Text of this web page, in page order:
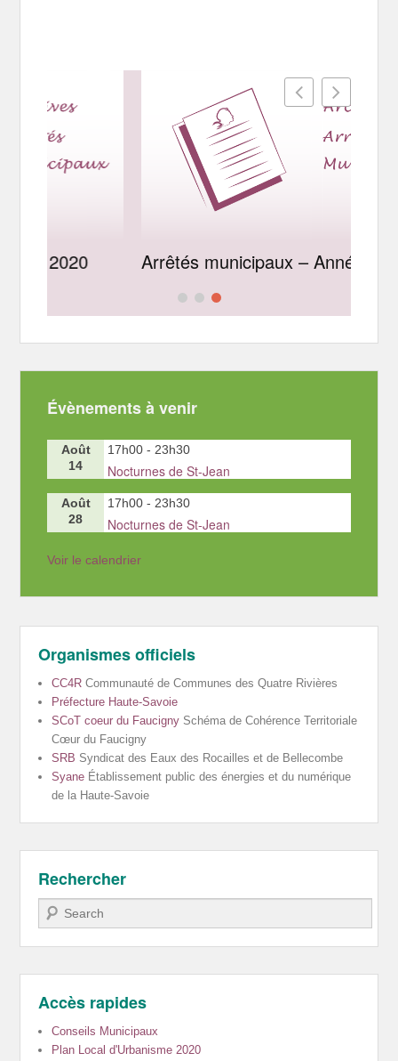
Arrêtés municipaux – Année 2019
Évènements à venir
Août
14
17h00 - 23h30
Nocturnes de St-Jean
Août
28
17h00 - 23h30
Nocturnes de St-Jean
Voir le calendrier
Organismes officiels
CC4R Communauté de Communes des Quatre Rivières
Préfecture Haute-Savoie
SCoT coeur du Faucigny Schéma de Cohérence Territoriale
Cœur du Faucigny
SRB Syndicat des Eaux des Rocailles et de Bellecombe
Syane Établissement public des énergies et du numérique
de la Haute-Savoie
Rechercher
Recherche
Accès rapides
Conseils Municipaux
Plan Local d'Urbanisme 2020